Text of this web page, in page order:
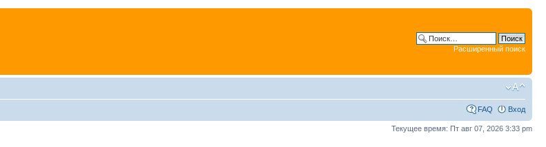
Расширенный поиск
FAQ Вход
Текущее время: Пт авг 07, 2026 3:33 pm